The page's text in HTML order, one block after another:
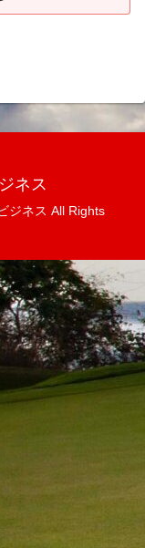
ネス
ジネス All Rights